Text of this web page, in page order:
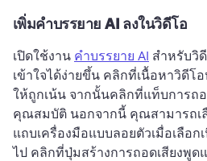
เพิ่มคำบรรยาย AI ลงในวิดีโอ
เปิดใช้งาน คำบรรยาย AI สำหรับวิ
เข้าใจได้ง่ายขึ้น คลิกที่เนื้อหาวิดีโอ
ให้ถูกเน้น จากนั้นคลิกที่แท็บการถ
คุณสมบัติ นอกจากนี้ คุณสามารถเ
แถบเครื่องมือแบบลอยตัวเมื่อเลือก
ไป คลิกที่ปุ่มสร้างการถอดเสียงพู